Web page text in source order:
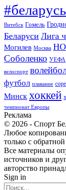
#беларусь
Витебск Гомель
Беларуси Лига
Могилев Москва
Соболенко УЕФА
велоспорт
футбол плавание
Минск хоккей
чемпионат Европы
Реклама
© 2026 - Спорт
Любое
только с
Все материалы
источников и
авторство
Sign in